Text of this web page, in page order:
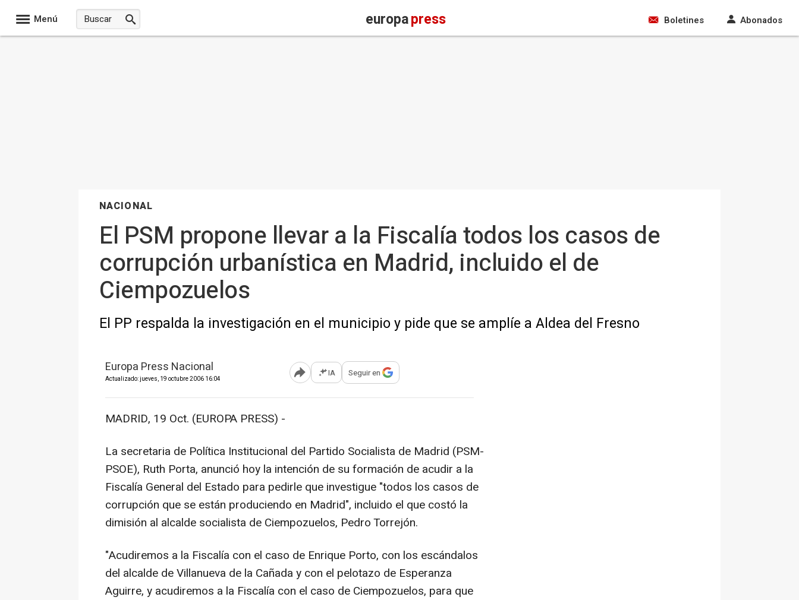
Menú europapress Boletines Abonados
NACIONAL
El PSM propone llevar a la Fiscalía todos los casos de
corrupción urbanística en Madrid, incluido el de
Ciempozuelos
El PP respalda la investigación en el municipio y pide que se amplíe a Aldea del Fresno
Europa Press Nacional
Actualizado: jueves, 19 octubre 2006 16:04 Abrir opciones para compartir
IA Seguir en
MADRID, 19 Oct. (EUROPA PRESS) -
La secretaria de Política Institucional del Partido Socialista de Madrid (PSM-
PSOE), Ruth Porta, anunció hoy la intención de su formación de acudir a la
Fiscalía General del Estado para pedirle que investigue "todos los casos de
corrupción que se están produciendo en Madrid", incluido el que costó la
dimisión al alcalde socialista de Ciempozuelos, Pedro Torrejón.
"Acudiremos a la Fiscalía con el caso de Enrique Porto, con los escándalos
del alcalde de Villanueva de la Cañada y con el pelotazo de Esperanza
Aguirre, y acudiremos a la Fiscalía con el caso de Ciempozuelos, para que